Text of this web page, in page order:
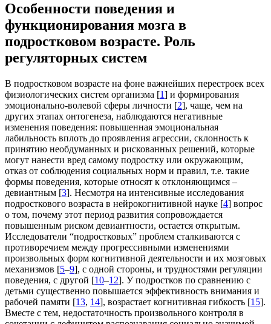
Особенности поведения и
функционирования мозга в
подростковом возрасте. Роль
регуляторных систем
В подростковом возрасте на фоне важнейших перестроек всех
физиологических систем организма [1] и формирования
эмоционально-волевой сферы личности [2], чаще, чем на
других этапах онтогенеза, наблюдаются негативные
изменения поведения: повышенная эмоциональная
лабильность вплоть до проявления агрессии, склонность к
принятию необдуманных и рискованных решений, которые
могут нанести вред самому подростку или окружающим,
отказ от соблюдения социальных норм и правил, т.е. такие
формы поведения, которые относят к отклоняющимся –
девиантным [3]. Несмотря на интенсивные исследования
подросткового возраста в нейрокогнитивной науке [4] вопрос
о том, почему этот период развития сопровождается
повышенным риском девиантности, остается открытым.
Исследователи “подростковых” проблем сталкиваются с
противоречием между прогрессивными изменениями
произвольных форм когнитивной деятельности и их мозговых
механизмов [5–9], с одной стороны, и трудностями регуляции
поведения, с другой [10–12]. У подростков по сравнению с
детьми существенно повышается эффективность внимания и
рабочей памяти [13, 14], возрастает когнитивная гибкость [15].
Вместе с тем, недостаточность произвольного контроля в